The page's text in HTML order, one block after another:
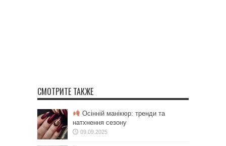
СМОТРИТЕ ТАКЖЕ
Осінній манікюр: тренди та
натхнення сезону
09.09.2025